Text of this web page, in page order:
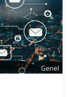
Genel